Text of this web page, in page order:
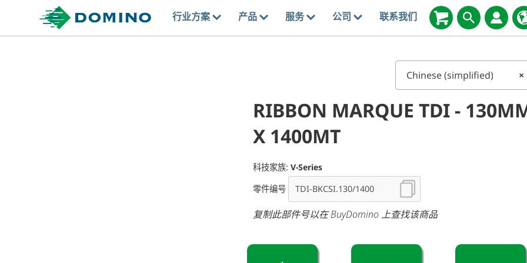
行业方案 产品 服务 公司 联系我们
×
Chinese (simplified)
RIBBON MARQUE TDI -
X 1400MT
科技家族: V-Series
零件编号
复制此部件号以在 BuyDomino 上查找该商品